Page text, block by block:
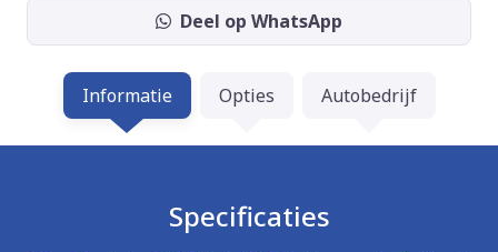
Deel op WhatsApp
Informatie Opties Autobedrijf
Specificaties